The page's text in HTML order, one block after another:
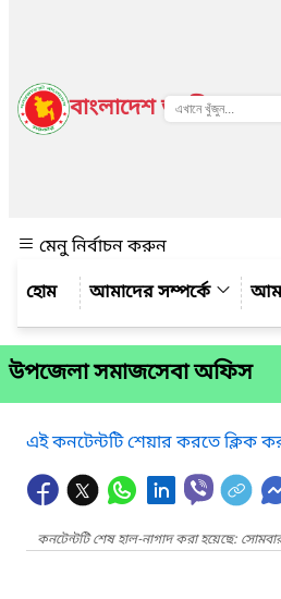
বাংলাদেশ জাতীয় তথ্য
মেনু নির্বাচন করুন
আমাদের সম্পর্কে
উপজেলা সমাজসেবা অফিস
এই কনটেন্টটি শেয়ার করতে ক্লিক
কনটেন্টটি শেষ হাল-নাগাদ করা হয়েছে: